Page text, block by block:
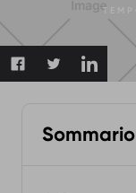
Sommario